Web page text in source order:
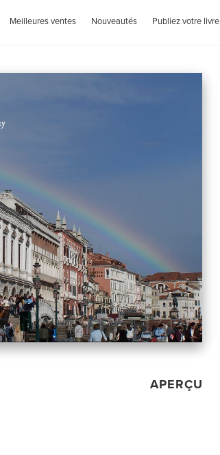
Meilleures ventes Nouveautés Publiez votre livre
APERÇU